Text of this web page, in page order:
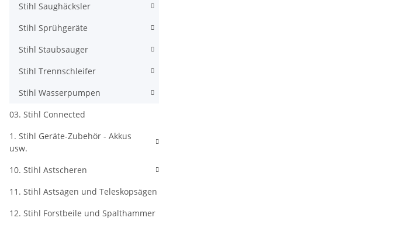
Stihl Saughäcksler
Stihl Sprühgeräte
Stihl Staubsauger
Stihl Trennschleifer
Stihl Wasserpumpen
03. Stihl Connected
1. Stihl Geräte-Zubehör - Akkus
usw.
10. Stihl Astscheren
11. Stihl Astsägen und Teleskopsägen
12. Stihl Forstbeile und Spalthammer